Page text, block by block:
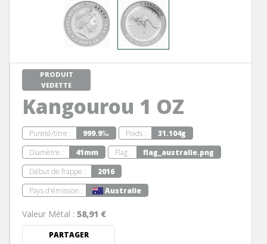
PRODUIT
VEDETTE
Kangourou 1 OZ
Pureté/titre : 999.9‰ Poids :
31.104g
Diamètre :
41mm Flag :
flag_australie.png
Début de frappe :
2016
Pays d'émission :
Australie
Valeur Métal : 58,91 €
PARTAGER